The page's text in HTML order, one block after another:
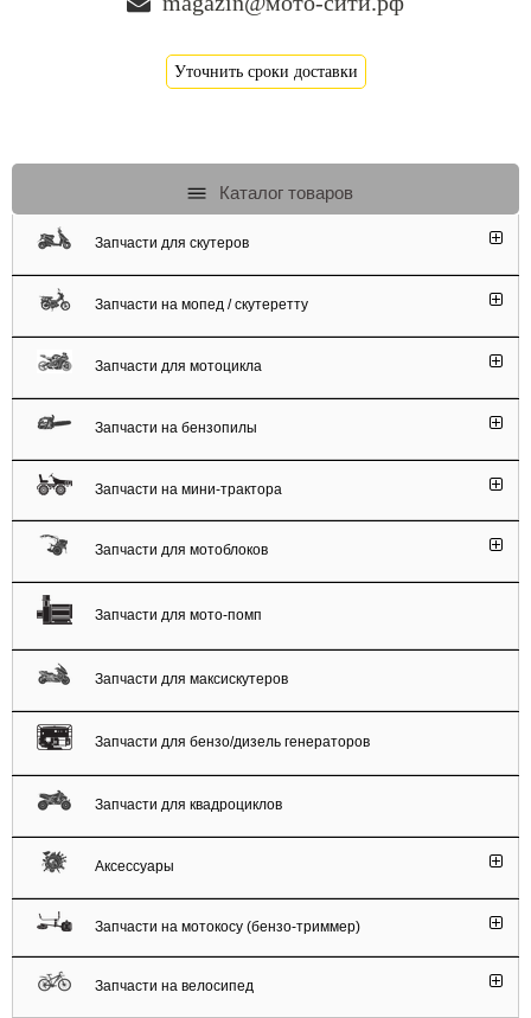
Уточнить сроки доставки
Каталог товаров
Запчасти для скутеров
Запчасти на мопед / скутеретту
Запчасти для мотоцикла
Запчасти на бензопилы
Запчасти на мини-трактора
Запчасти для мотоблоков
Запчасти для мото-помп
Запчасти для максискутеров
Запчасти для бензо/дизель генераторов
Запчасти для квадроциклов
Аксессуары
Запчасти на мотокосу (бензо-триммер)
Запчасти на велосипед